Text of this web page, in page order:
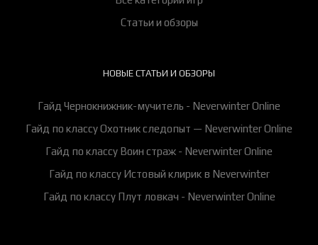
Статьи и обзоры
НОВЫЕ СТАТЬИ И ОБЗОРЫ
Гайд Чернокнижник-мучитель - Neverwinter Online
Гайд по классу Охотник следопыт — Neverwinter Online
Гайд по классу Воин страж - Neverwinter Online
Гайд по классу Истовый клирик в Neverwinter
Гайд по классу Плут ловкач - Neverwinter Online